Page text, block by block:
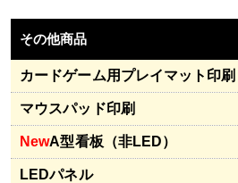
その他商品
カードゲーム用プレイマット印刷
マウスパッド印刷
NewA型看板（非LED）
LEDパネル